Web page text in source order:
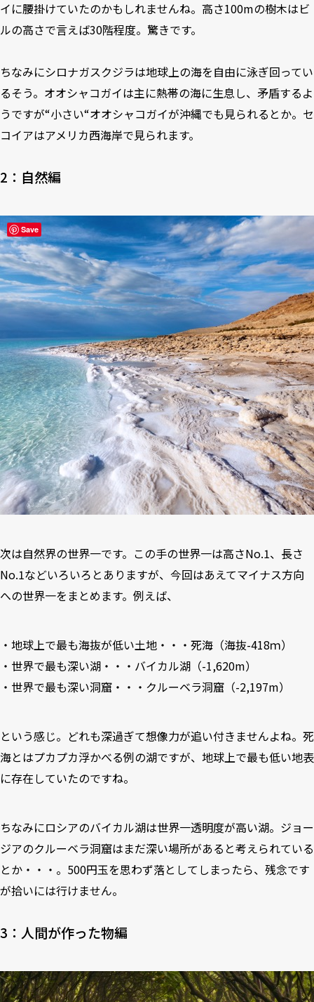
イに腰掛けていたのかもしれませんね。高さ100mの樹木はビ
ルの高さで言えば30階程度。驚きです。
ちなみにシロナガスクジラは地球上の海を自由に泳ぎ回ってい
るそう。オオシャコガイは主に熱帯の海に生息し、矛盾するよ
うですが“小さい“オオシャコガイが沖縄でも見られるとか。セ
コイアはアメリカ西海岸で見られます。
2：自然編
次は自然界の世界一です。この手の世界一は高さNo.1、長さ
No.1などいろいろとありますが、今回はあえてマイナス方向
への世界一をまとめます。例えば、
・地球上で最も海抜が低い土地・・・死海（海抜-418ｍ）
・世界で最も深い湖・・・バイカル湖（-1,620m）
・世界で最も深い洞窟・・・クルーベラ洞窟（-2,197m）
という感じ。どれも深過ぎて想像力が追い付きませんよね。死
海とはプカプカ浮かべる例の湖ですが、地球上で最も低い地表
に存在していたのですね。
ちなみにロシアのバイカル湖は世界一透明度が高い湖。ジョー
ジアのクルーベラ洞窟はまだ深い場所があると考えられている
とか・・・。500円玉を思わず落としてしまったら、残念です
が拾いには行けません。
3：人間が作った物編
Save